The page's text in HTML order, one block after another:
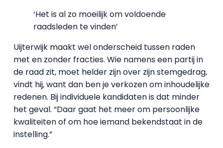
‘Het is al zo moeilijk om voldoende
raadsleden te vinden’
Uijterwijk maakt wel onderscheid tussen raden
met en zonder fracties. Wie namens een partij in
de raad zit, moet helder zijn over zijn stemgedrag,
vindt hij, want dan ben je verkozen om inhoudelijke
redenen. Bij individuele kandidaten is dat minder
het geval. “Daar gaat het meer om persoonlijke
kwaliteiten of om hoe iemand bekendstaat in de
instelling.”